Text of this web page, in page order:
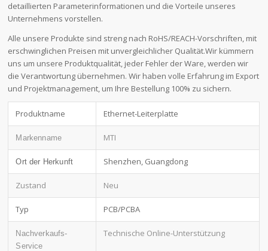
detaillierten Parameterinformationen und die Vorteile unseres
Unternehmens vorstellen.
Alle unsere Produkte sind streng nach RoHS/REACH-Vorschriften, mit
erschwinglichen Preisen mit unvergleichlicher Qualität.Wir kümmern
uns um unsere Produktqualität, jeder Fehler der Ware, werden wir
die Verantwortung übernehmen. Wir haben volle Erfahrung im Export
und Projektmanagement, um Ihre Bestellung 100% zu sichern.
Produktname Ethernet-Leiterplatte
Markenname MTI
Ort der Herkunft Shenzhen, Guangdong
Zustand Neu
Typ PCB/PCBA
Nachverkaufs-
Service
Technische Online-Unterstützung